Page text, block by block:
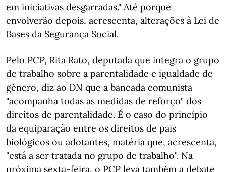
em iniciativas desgarradas." Até porque
envolverão depois, acrescenta, alterações à Lei de
Bases da Segurança Social.
Pelo PCP, Rita Rato, deputada que integra o grupo
de trabalho sobre a parentalidade e igualdade de
género, diz ao DN que a bancada comunista
"acompanha todas as medidas de reforço" dos
direitos de parentalidade. É o caso do princípio
da equiparação entre os direitos de pais
biológicos ou adotantes, matéria que, acrescenta,
"está a ser tratada no grupo de trabalho". Na
próxima sexta-feira, o PCP leva também a debate